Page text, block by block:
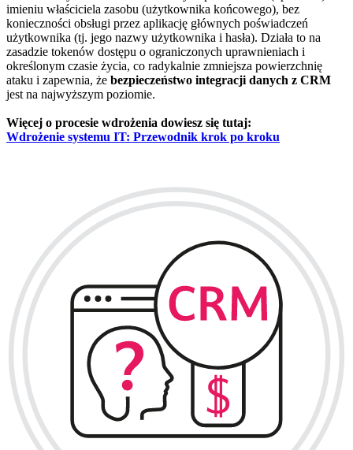
imieniu właściciela zasobu (użytkownika końcowego), bez
konieczności obsługi przez aplikację głównych poświadczeń
użytkownika (tj. jego nazwy użytkownika i hasła). Działa to na
zasadzie tokenów dostępu o ograniczonych uprawnieniach i
określonym czasie życia, co radykalnie zmniejsza powierzchnię
ataku i zapewnia, że bezpieczeństwo integracji danych z CRM
jest na najwyższym poziomie.
Więcej o procesie wdrożenia dowiesz się tutaj:
Wdrożenie systemu IT: Przewodnik krok po kroku